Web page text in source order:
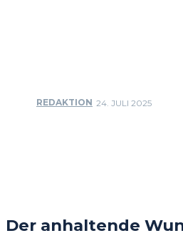
REDAKTION 24. JULI 2025
Der anhaltende